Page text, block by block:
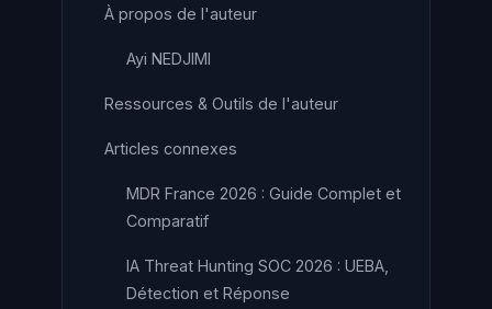
À propos de l'auteur
Ayi NEDJIMI
Ressources & Outils de l'auteur
Articles connexes
MDR France 2026 : Guide Complet et
Comparatif
IA Threat Hunting SOC 2026 : UEBA,
Détection et Réponse